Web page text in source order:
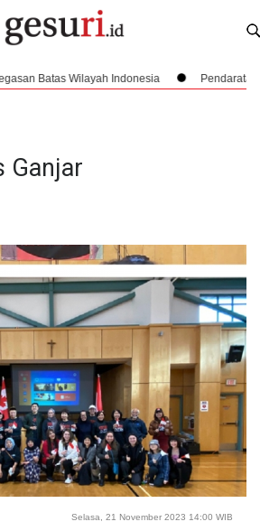
Wilayah Indonesia Pendaratan yang
Ganjar
Selasa, 21 November 2023 14:00 WIB